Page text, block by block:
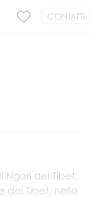
CONTATTI
Ngari del Tibet,
del Tibet, nella